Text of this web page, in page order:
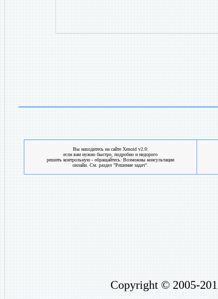
Вы находитесь на сайте Xenoid v2.0:
если вам нужно быстро, подробно и недорого
решить контрольную - обращайтесь. Возможны консультации
онлайн. См. раздел "Решение задач".
Copyright © 2005-